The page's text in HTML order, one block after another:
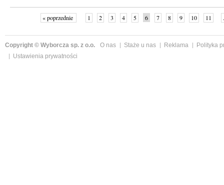
« poprzednie 1 2 3 4 5 6 7 8 9 10 11
Copyright © Wyborcza sp. z o.o. O nas Staże u nas Reklama
Polityka
Ustawienia prywatności